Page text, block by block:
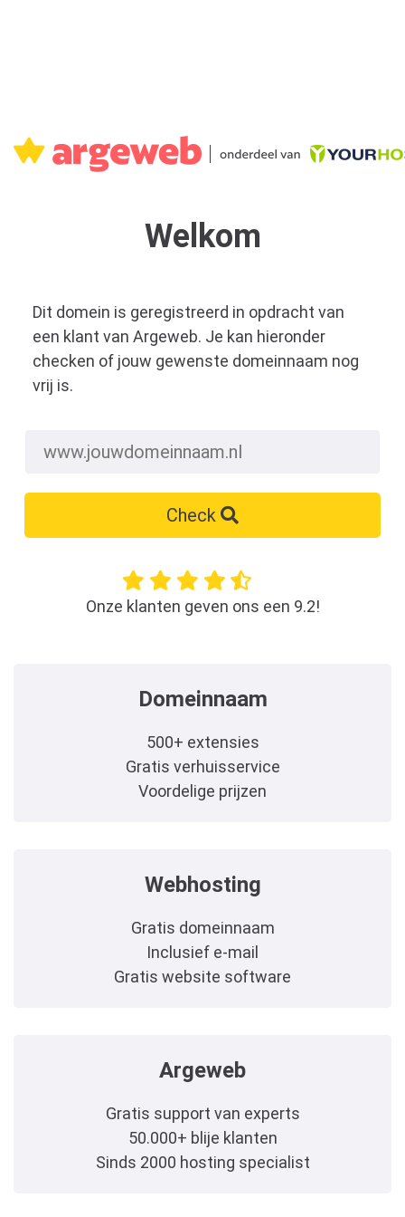
Welkom
Dit domein is geregistreerd in opdracht van
een klant van Argeweb. Je kan hieronder
checken of jouw gewenste domeinnaam nog
vrij is.
Check
Onze klanten geven ons een 9.2!
Domeinnaam
500+ extensies
Gratis verhuisservice
Voordelige prijzen
Webhosting
Gratis domeinnaam
Inclusief e-mail
Gratis website software
Argeweb
Gratis support van experts
50.000+ blije klanten
Sinds 2000 hosting specialist